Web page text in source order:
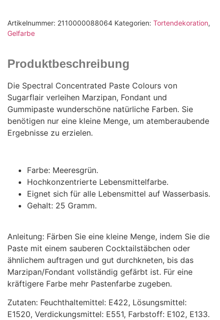
Artikelnummer: 2110000088064 Kategorien: Tortendekoration,
Gelfarbe
Produktbeschreibung
Die Spectral Concentrated Paste Colours von
Sugarflair verleihen Marzipan, Fondant und
Gummipaste wunderschöne natürliche Farben. Sie
benötigen nur eine kleine Menge, um atemberaubende
Ergebnisse zu erzielen.
Farbe: Meeresgrün.
Hochkonzentrierte Lebensmittelfarbe.
Eignet sich für alle Lebensmittel auf Wasserbasis.
Gehalt: 25 Gramm.
Anleitung: Färben Sie eine kleine Menge, indem Sie die
Paste mit einem sauberen Cocktailstäbchen oder
ähnlichem auftragen und gut durchkneten, bis das
Marzipan/Fondant vollständig gefärbt ist. Für eine
kräftigere Farbe mehr Pastenfarbe zugeben.
Zutaten: Feuchthaltemittel: E422, Lösungsmittel:
E1520, Verdickungsmittel: E551, Farbstoff: E102, E133.